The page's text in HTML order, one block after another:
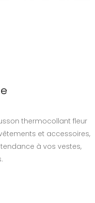
thermocollant fleur
et accessoires,
à vos vestes,